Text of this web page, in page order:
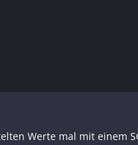
Werte mal mit einem